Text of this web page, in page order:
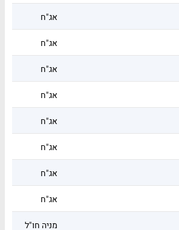
אג"ח
אג"ח
אג"ח
אג"ח
אג"ח
אג"ח
אג"ח
אג"ח
מניה חו"ל